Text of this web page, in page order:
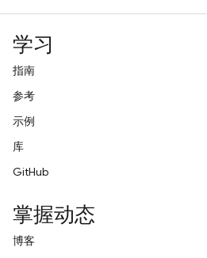
学习
指南
参考
示例
库
GitHub
掌握动态
博客